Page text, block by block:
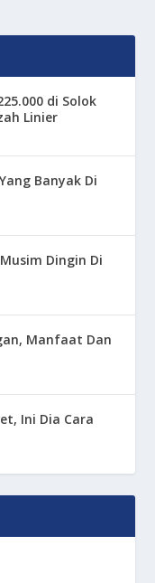
di Solok
Linier
Banyak Di
Dingin Di
Manfaat Dan
Ini Dia Cara